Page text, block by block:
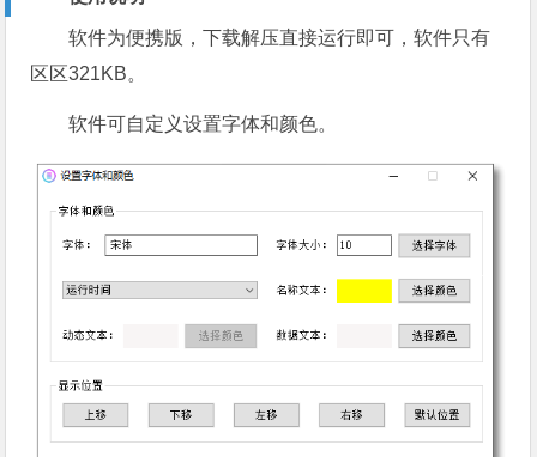
软件为便携版，下载解压直接运行即可，软件只有
区区321KB。
软件可自定义设置字体和颜色。